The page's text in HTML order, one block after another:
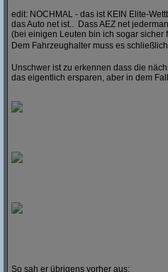
edit: NOCHMAL - das ist KEIN Elite-
das Auto net ist.. Dass AEZ net
(bei einigen Leuten bin ich sogar sicher
Dem Fahrzeughalter muss es
Unschwer ist zu erkennen dass die
das eigentlich ersparen, aber in dem
So sah er übrigens vorher aus: